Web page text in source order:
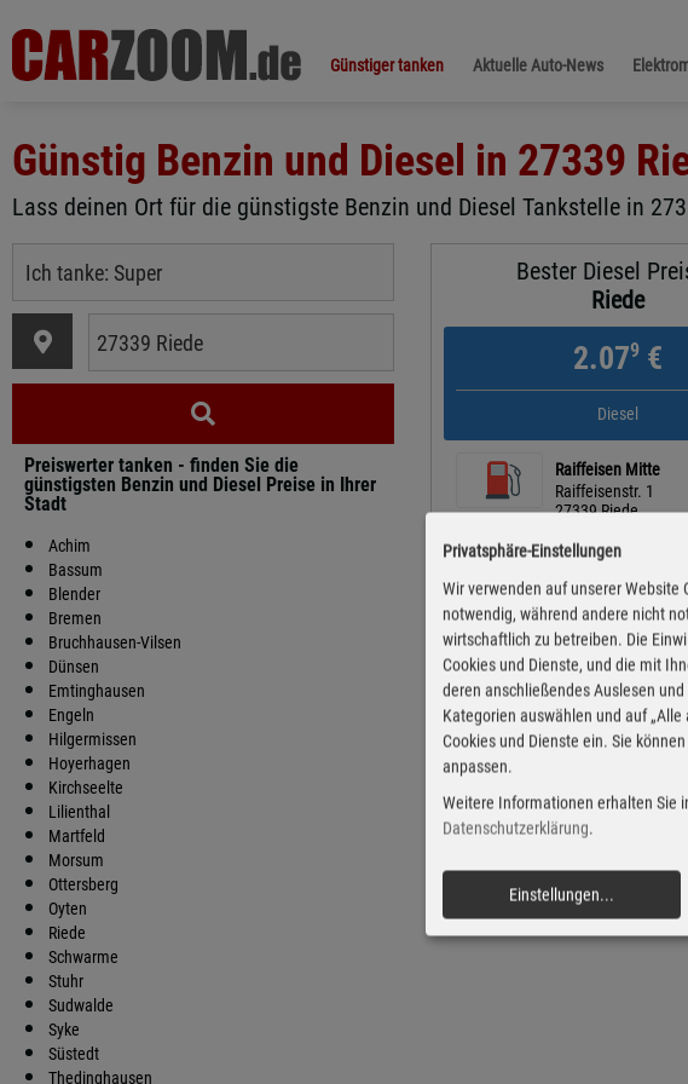
Günstiger tanken Aktuelle Auto-News
Günstig Benzin und Diesel in 27339
Lass deinen Ort für die günstigste Benzin und Diesel Tankstelle in
Preiswerter tanken - finden Sie die
günstigsten Benzin und Diesel Preise in Ihrer
Stadt
Achim
Bassum
Blender
Bremen
Bruchhausen-Vilsen
Dünsen
Emtinghausen
Engeln
Hilgermissen
Hoyerhagen
Kirchseelte
Lilienthal
Martfeld
Morsum
Ottersberg
Oyten
Riede
Schwarme
Stuhr
Sudwalde
Syke
Süstedt
Thedinghausen
Bester Diesel
Riede
2.079€
Diesel
Raiffeisen Mitte
Raiffeisenstr. 1
27339 Riede
Diesel Preise in Riede
Privatsphäre-Einstellungen
Wir verwenden auf unserer Website
notwendig, während andere nicht
wirtschaftlich zu betreiben. Die
Cookies und Dienste, und die mit
deren anschließendes Auslesen
Kategorien auswählen und auf
Cookies und Dienste ein. Sie
anpassen.
Weitere Informationen erhalten Sie
Datenschutzerklärung.
Einstellungen...